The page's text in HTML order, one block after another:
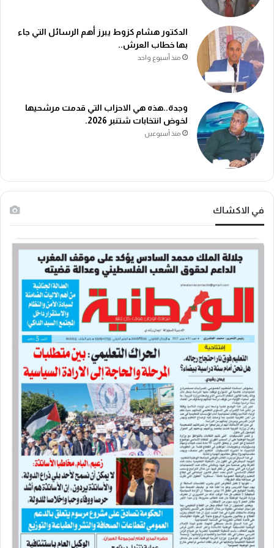
الدكتور هشام كزوط يبرز أهم الرسائل التي جاء
بها خطاب العرش..
منذ أسبوع واحد
وجدة..هذه هي الاحزاب التي قدمت مرشحيها
لخوض انتخابات شتنبر 2026.
منذ أسبوعين
في الاكشاك